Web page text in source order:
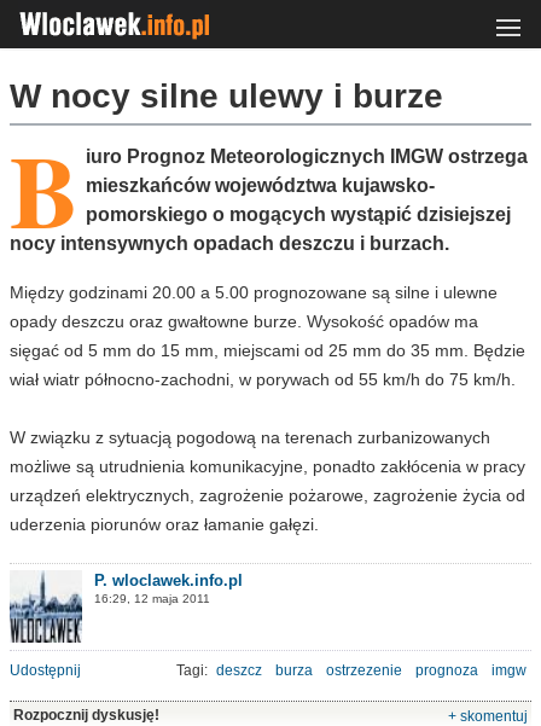
W nocy silne ulewy i burze
B
iuro Prognoz Meteorologicznych IMGW ostrzega
mieszkańców województwa kujawsko-
pomorskiego o mogących wystąpić dzisiejszej
nocy intensywnych opadach deszczu i burzach.
Między godzinami 20.00 a 5.00 prognozowane są silne i ulewne
opady deszczu oraz gwałtowne burze. Wysokość opadów ma
sięgać od 5 mm do 15 mm, miejscami od 25 mm do 35 mm. Będzie
wiał wiatr północno-zachodni, w porywach od 55 km/h do 75 km/h.
W związku z sytuacją pogodową na terenach zurbanizowanych
możliwe są utrudnienia komunikacyjne, ponadto zakłócenia w pracy
urządzeń elektrycznych, zagrożenie pożarowe, zagrożenie życia od
uderzenia piorunów oraz łamanie gałęzi.
P. wloclawek.info.pl
16:29, 12 maja 2011
Udostępnij Tagi: deszcz burza ostrzezenie prognoza imgw
Rozpocznij dyskusję! + skomentuj